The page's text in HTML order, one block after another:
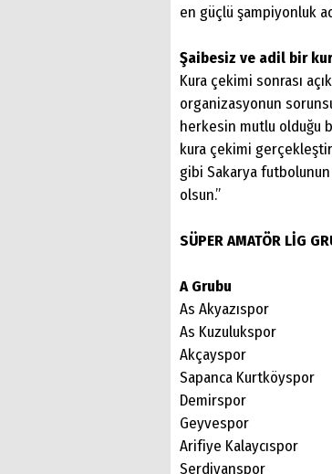
en güçlü şampiyonluk
Şaibesiz ve adil bir
Kura çekimi sonrası
organizasyonun
herkesin mutlu olduğu
kura çekimi
gibi Sakarya futbolunun
olsun.”
SÜPER AMATÖR LİG
A Grubu
As Akyazıspor
As Kuzulukspor
Akçayspor
Sapanca Kurtköyspor
Demirspor
Geyvespor
Arifiye Kalaycıspor
Serdivanspor